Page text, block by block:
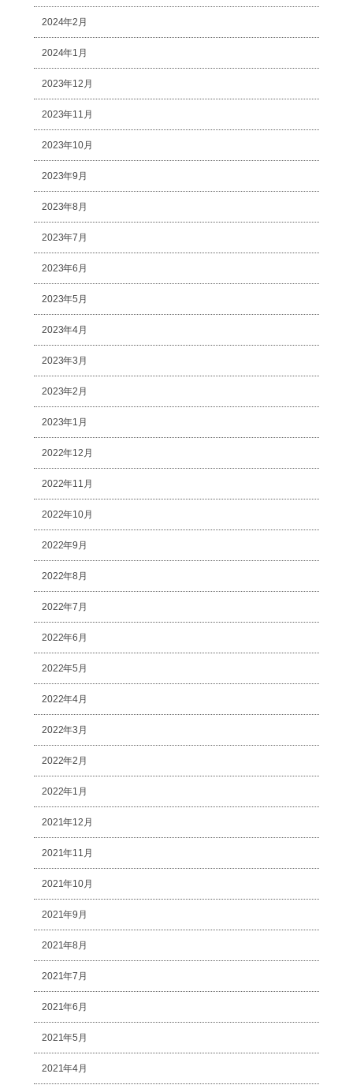
2024年2月
2024年1月
2023年12月
2023年11月
2023年10月
2023年9月
2023年8月
2023年7月
2023年6月
2023年5月
2023年4月
2023年3月
2023年2月
2023年1月
2022年12月
2022年11月
2022年10月
2022年9月
2022年8月
2022年7月
2022年6月
2022年5月
2022年4月
2022年3月
2022年2月
2022年1月
2021年12月
2021年11月
2021年10月
2021年9月
2021年8月
2021年7月
2021年6月
2021年5月
2021年4月